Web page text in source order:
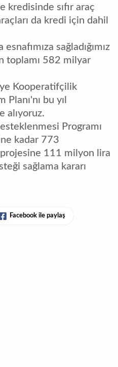
kredisinde sıfır araç
da kredi için dahil
sağladığımız
toplamı 582 milyar
Kooperatifçilik
bu yıl
alıyoruz.
Programı
kadar 773
111 milyon lira
sağlama kararı
Facebook ile paylaş